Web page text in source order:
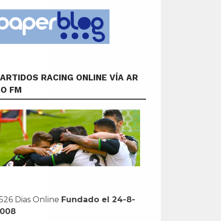
RACING ONLINE VÍA AR
FM
Dias Online Fundado el 24-8-